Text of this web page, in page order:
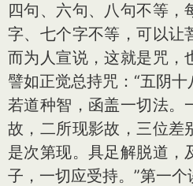
四句、六句、八句不等，
字、七个字不等，可以让
而为人宣说，这就是咒，
譬如正觉总持咒：“五阴
若道种智，函盖一切法。
故，二所现影故，三位差
是次第现。具足解脱道，
子，一切应受持。”第一